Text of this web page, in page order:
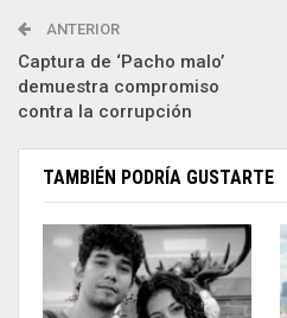
ANTERIOR
Captura de ‘Pacho malo’
demuestra compromiso
contra la corrupción
TAMBIÉN PODRÍA GUSTARTE